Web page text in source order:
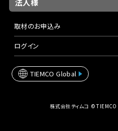
取材のお申込み
ログイン
TIEMCO Global
株式会社ティムコ ©